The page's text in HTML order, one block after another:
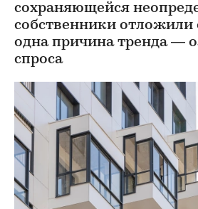
сохраняющейся
собственники отложили
одна причина тренда —
спроса